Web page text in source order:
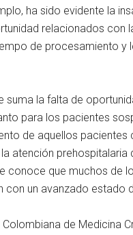
ha sido evidente la
relacionados con
de procesamiento y
suma la falta de
para los pacientes
de aquellos
atención
conoce que muchos de
con un avanzado estado
de Medicina